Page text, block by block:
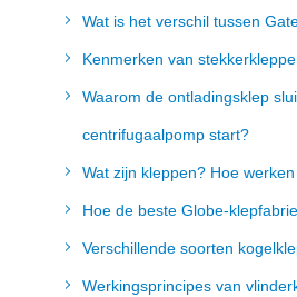
Wat is het verschil tussen
Kenmerken van
Waarom de ontladingsklep
centrifugaalpomp start?
Wat zijn kleppen? Hoe
Hoe de beste Globe-
Verschillende soorten
Werkingsprincipes van